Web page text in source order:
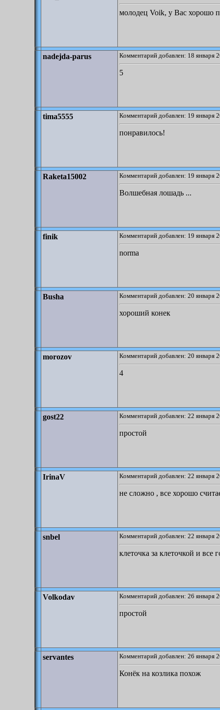
молодец Voik, у Вас хорошо
nadejda-parus Комментарий добавлен: 18 января
5
tima5555 Комментарий добавлен: 19 января
понравилось!
Raketa15002 Комментарий добавлен: 19 января
Волшебная лошадь ...
finik Комментарий добавлен: 19 января
norma
Busha Комментарий добавлен: 20 января
хороший конек
morozov Комментарий добавлен: 20 января
4
gost22 Комментарий добавлен: 22 января
простой
IrinaV Комментарий добавлен: 22 января
не сложно , все хорошо
snbel Комментарий добавлен: 22 января
клеточка за клеточкой и все
Volkodav Комментарий добавлен: 26 января
простой
servantes Комментарий добавлен: 26 января
Конёк на козлика похож